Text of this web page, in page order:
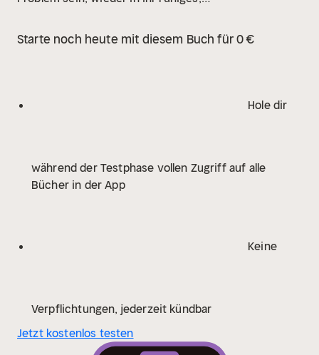
dass sich diese Fake-Beziehung realer anfühlt als jede
Starte noch heute mit diesem Buch für 0 €
Hole dir
während der Testphase vollen Zugriff auf alle
Bücher in der App
Keine
Verpflichtungen, jederzeit kündbar
Jetzt kostenlos testen